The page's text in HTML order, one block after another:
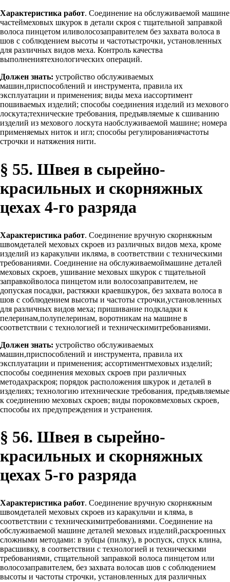
Характеристика работ. Соединение на обслуживаемой машине
частеймеховых шкурок в детали скроя с тщательной заправкой
волоса пинцетом иливолосозаправителем без захвата волоса в
шов с соблюдением высоты и частотыстрочки, установленных
для различных видов меха. Контроль качества
выполнениятехнологических операций.
Должен знать: устройство обслуживаемых
машин,приспособлений и инструмента, правила их
эксплуатации и применения; виды меха иассортимент
пошиваемых изделий; способы соединения изделий из мехового
лоскута;технические требования, предъявляемые к сшиванию
изделий из мехового лоскута наобслуживаемой машине; номера
применяемых ниток и игл; способы регулированиячастоты
строчки и натяжения нити.
§ 55. Швея в сырейно-
красильных и скорняжных
цехах 4-го разряда
Характеристика работ. Соединение вручную скорняжным
швомдеталей меховых скроев из различных видов меха, кроме
изделий из каракульчи икляма, в соответствии с техническими
требованиями. Соединение на обслуживаемоймашине деталей
меховых скроев, ушивание меховых шкурок с тщательной
заправкойволоса пинцетом или волосозаправителем, не
допуская посадки, растяжки краевшкурок, без захвата волоса в
шов с соблюдением высоты и частоты строчки,установленных
для различных видов меха; пришивание подкладки к
пелеринам,полупелеринам, воротникам на машине в
соответствии с технологией и техническимитребованиями.
Должен знать: устройство обслуживаемых
машин,приспособлений и инструмента, правила их
эксплуатации и применения; ассортиментмеховых изделий;
способы соединения меховых скроев при различных
методахраскроя; порядок расположения шкурок и деталей в
изделиях; технологию итехнические требования, предъявляемые
к соединению меховых скроев; виды пороковмеховых скроев,
способы их предупреждения и устранения.
§ 56. Швея в сырейно-
красильных и скорняжных
цехах 5-го разряда
Характеристика работ. Соединение вручную скорняжным
швомдеталей меховых скроев из каракульчи и кляма, в
соответствии с техническимитребованиями. Соединение на
обслуживаемой машине деталей меховых изделий,раскроенных
сложными методами: в зубцы (пилку), в роспуск, спуск клина,
врасшивку, в соответствии с технологией и техническими
требованиями, стщательной заправкой волоса пинцетом или
волосозаправителем, без захвата волосав шов с соблюдением
высоты и частоты строчки, установленных для различных